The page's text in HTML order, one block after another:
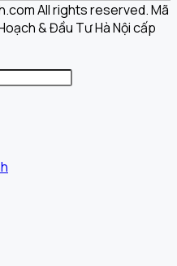
All rights reserved. Mã
& Đầu Tư Hà Nội cấp